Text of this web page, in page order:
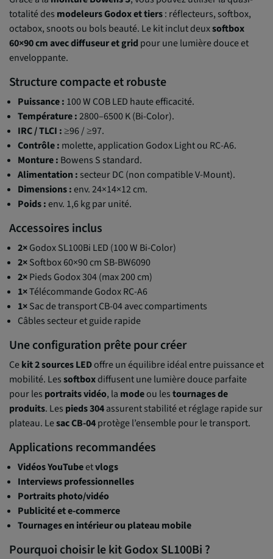
totalité des modeleurs Godox et tiers: réflecteurs, softbox,
octabox, snoots ou bols beauté. Le kit inclut deuxsoftbox
60×90 cm avec diffuseur et grid pour une lumière douce et
enveloppante.
Structure compacte et robuste
Puissance : 100 W COB LED haute efficacité.
Température :2800–6500 K (Bi-Color).
IRC / TLCI :≥96 / ≥97.
Contrôle : molette, application Godox Light ou RC-A6.
Monture : Bowens S standard.
Alimentation : secteur DC (non compatible V-Mount).
Dimensions :env. 24×14×12 cm.
Poids :env. 1,6 kg par unité.
Accessoires inclus
2×Godox SL100Bi LED (100 W Bi-Color)
2×Softbox 60×90 cm SB-BW6090
2×Pieds Godox 304 (max 200 cm)
1×Télécommande Godox RC-A6
1×Sac de transport CB-04 avec compartiments
Câbles secteur et guide rapide
Une configuration prête pour créer
Cekit 2 sources LEDoffre un équilibre idéal entre puissance et
mobilité. Lessoftboxdiffusent une lumière douce parfaite
pour les portraits vidéo, la modeou lestournages de
produits. Les pieds 304assurent stabilité et réglage rapide sur
plateau. Lesac CB-04protège l’ensemble pour le transport.
Applications recommandées
Vidéos YouTubeetvlogs
Interviews professionnelles
Portraits photo/vidéo
Publicité et e-commerce
Tournages en intérieur ou plateau mobile
Pourquoi choisir le kit Godox SL100Bi ?